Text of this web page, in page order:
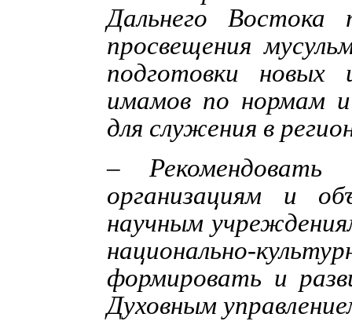
Дальнего Востока
просвещения
подготовки новых
имамов по нормам
для служения в
– Рекомендовать
организациям и
научным
национально-
формировать и
Духовным